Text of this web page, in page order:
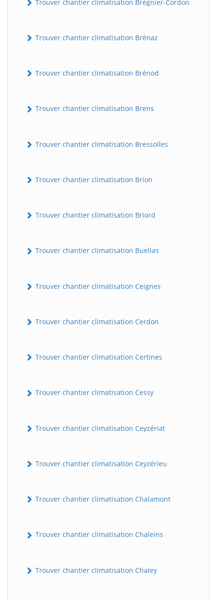
Trouver chantier climatisation Brégnier-Cordon
Trouver chantier climatisation Brénaz
Trouver chantier climatisation Brénod
Trouver chantier climatisation Brens
Trouver chantier climatisation Bressolles
Trouver chantier climatisation Brion
Trouver chantier climatisation Briord
Trouver chantier climatisation Buellas
Trouver chantier climatisation Ceignes
Trouver chantier climatisation Cerdon
Trouver chantier climatisation Certines
Trouver chantier climatisation Cessy
Trouver chantier climatisation Ceyzériat
Trouver chantier climatisation Ceyzérieu
Trouver chantier climatisation Chalamont
Trouver chantier climatisation Chaleins
Trouver chantier climatisation Chaley